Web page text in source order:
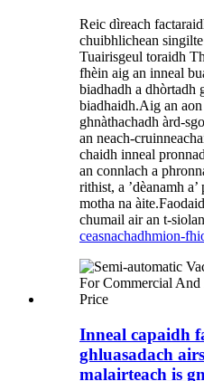
Reic dìreach
chuibhlichean
Tuairisgeul toraidh
fhèin aig an inneal
biadhadh a dhòrtadh
biadhaidh.Aig an
ghnàthachadh àrd-
an neach-
chaidh inneal
an connlach a
rithist, a ’dèanamh
motha na
chumail air an t-
ceasnachadhmion-
Inneal capaidh
ghluasadach
malairteach is